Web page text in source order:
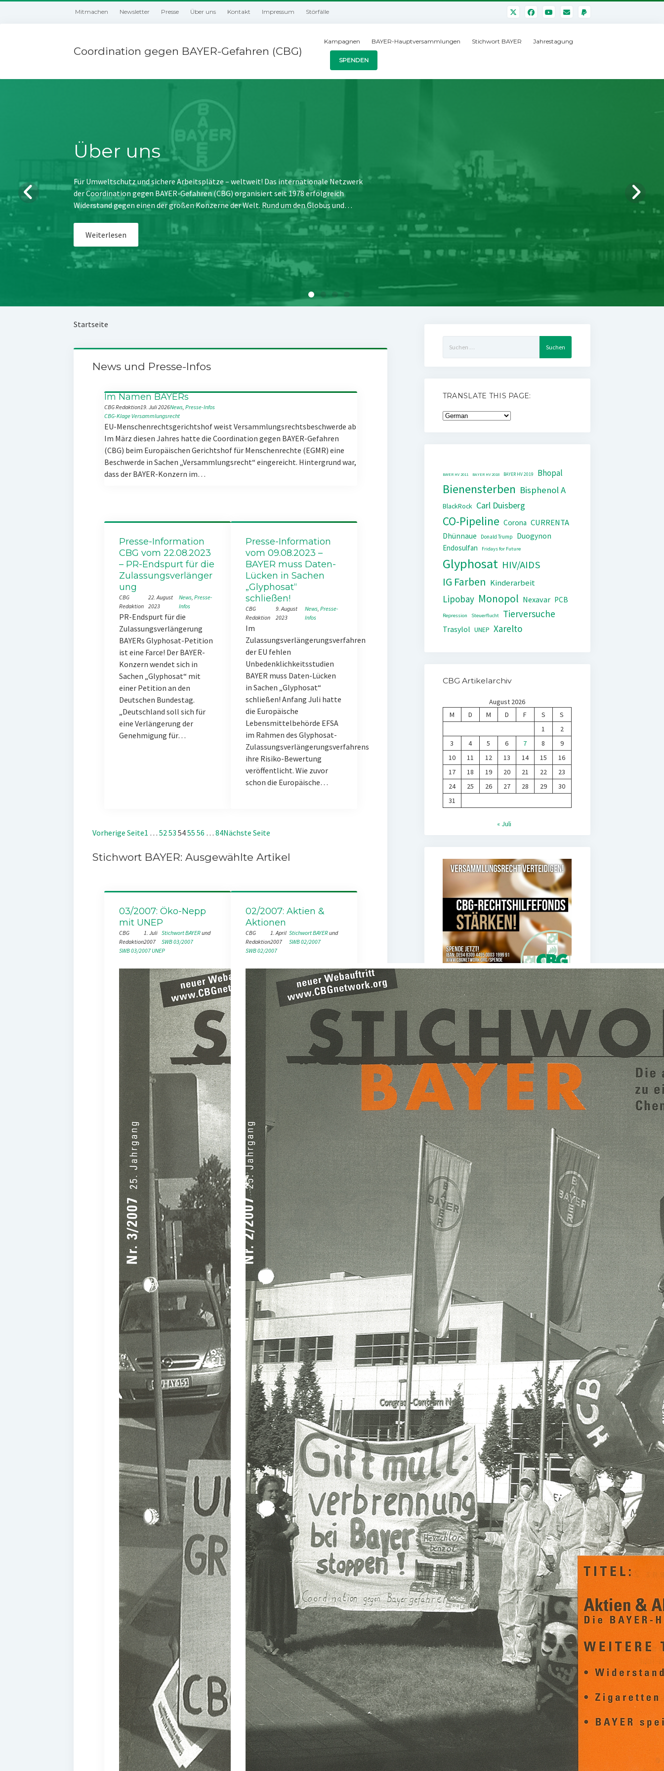
Mitmachen Newsletter Presse Über uns Kontakt Impressum Störfälle
Coordination gegen BAYER-Gefahren (CBG)
Kampagnen BAYER-Hauptversammlungen Stichwort BAYER Jahrestagung
SPENDEN
Über uns
Für Umweltschutz und sichere Arbeitsplätze – weltweit! Das internationale Netzwerk
der Coordination gegen BAYER-Gefahren (CBG) organisiert seit 1978 erfolgreich
Widerstand gegen einen der großen Konzerne der Welt. Rund um den Globus und…
Weiterlesen
Startseite
News und Presse-Infos
Im Namen BAYERs
CBG Redaktion19. Juli 2026News, Presse-Infos
CBG-Klage Versammlungsrecht
EU-Menschenrechtsgerichtshof weist Versammlungsrechtsbeschwerde ab
Im März diesen Jahres hatte die Coordination gegen BAYER-Gefahren
(CBG) beim Europäischen Gerichtshof für Menschenrechte (EGMR) eine
Beschwerde in Sachen „Versammlungsrecht“ eingereicht. Hintergrund war,
dass der BAYER-Konzern im…
Presse-Information
CBG vom 22.08.2023
– PR-Endspurt für die
Zulassungsverlänger
ung
CBG
Redaktion
22. August
2023
News, Presse-
Infos
PR-Endspurt für die
Zulassungsverlängerung
BAYERs Glyphosat-Petition
ist eine Farce! Der BAYER-
Konzern wendet sich in
Sachen „Glyphosat“ mit
einer Petition an den
Deutschen Bundestag.
„Deutschland soll sich für
eine Verlängerung der
Genehmigung für…
Presse-Information
vom 09.08.2023 –
BAYER muss Daten-
Lücken in Sachen
„Glyphosat“
schließen!
CBG
Redaktion
9. August
2023
News, Presse-
Infos
Im
Zulassungsverlängerungsverfahren
der EU fehlen
Unbedenklichkeitsstudien
BAYER muss Daten-Lücken
in Sachen „Glyphosat“
schließen! Anfang Juli hatte
die Europäische
Lebensmittelbehörde EFSA
im Rahmen des Glyphosat-
Zulassungsverlängerungsverfahrens
ihre Risiko-Bewertung
veröffentlicht. Wie zuvor
schon die Europäische…
Vorherige Seite1 … 5253 5455 56 … 84Nächste Seite
Stichwort BAYER: Ausgewählte Artikel
03/2007: Öko-Nepp
mit UNEP
CBG
Redaktion
1. Juli
2007
Stichwort BAYER
und
SWB 03/2007
SWB 03/2007 UNEP
02/2007: Aktien &
Aktionen
CBG
Redaktion
1. April
2007
Stichwort BAYER
und
SWB 02/2007
SWB 02/2007
nach:
TRANSLATE THIS PAGE:
BAYER HV 2011 BAYER HV 2018 BAYER HV 2019 Bhopal
Bienensterben Bisphenol A
BlackRock Carl Duisberg
CO-Pipeline Corona CURRENTA
Dhünnaue Donald Trump
Duogynon
Endosulfan
Fridays for Future
Glyphosat HIV/AIDS
IG Farben Kinderarbeit
Lipobay Monopol Nexavar PCB
Repression Steuerflucht Tierversuche
Trasylol UNEP Xarelto
CBG Artikelarchiv
August 2026
M
D M D F S
S
1
2
3
4 5 6 7 8
9
10
11 12 13 14 15
16
17
18 19 20 21 22
23
24
25 26 27 28 29
30
31
« Juli